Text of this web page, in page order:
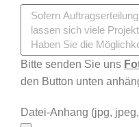
Bitte senden Sie uns
den Button unten
Datei-Anhang (jpg,